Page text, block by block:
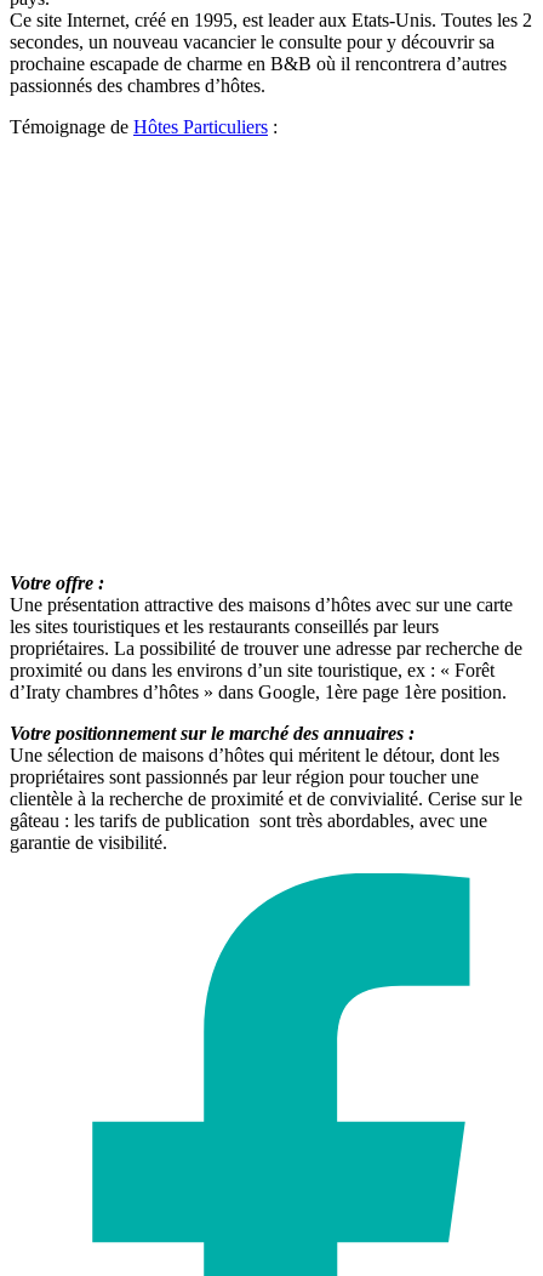
Ce site Internet, créé en 1995, est leader aux Etats-Unis. Toutes les 2
secondes, un nouveau vacancier le consulte pour y découvrir sa
prochaine escapade de charme en B&B où il rencontrera d’autres
passionnés des chambres d’hôtes.
Témoignage de Hôtes Particuliers :
Votre offre :
Une présentation attractive des maisons d’hôtes avec sur une carte
les sites touristiques et les restaurants conseillés par leurs
propriétaires. La possibilité de trouver une adresse par recherche de
proximité ou dans les environs d’un site touristique, ex : « Forêt
d’Iraty chambres d’hôtes » dans Google, 1ère page 1ère position.
Votre positionnement sur le marché des annuaires :
Une sélection de maisons d’hôtes qui méritent le détour, dont les
propriétaires sont passionnés par leur région pour toucher une
clientèle à la recherche de proximité et de convivialité. Cerise sur le
gâteau : les tarifs de publication sont très abordables, avec une
garantie de visibilité.